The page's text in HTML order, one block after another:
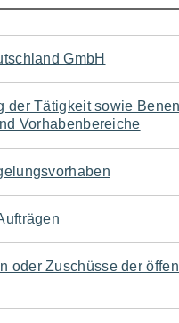
GmbH
der Tätigkeit sowie
Vorhabenbereiche
oder Zuschüsse der